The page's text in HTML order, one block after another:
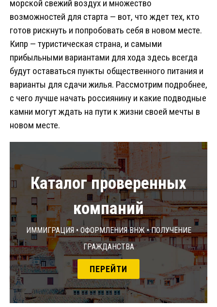
морской свежий воздух и множество
возможностей для старта — вот, что ждет тех, кто
готов рискнуть и попробовать себя в новом месте.
Кипр — туристическая страна, и самыми
прибыльными вариантами для хода здесь всегда
будут оставаться пункты общественного питания и
варианты для сдачи жилья. Рассмотрим подробнее,
с чего лучше начать россиянину и какие подводные
камни могут ждать на пути к жизни своей мечты в
новом месте.
Каталог проверенных
компаний
Иммиграция • Оформления ВНЖ • Получение
гражданства
ПЕРЕЙТИ